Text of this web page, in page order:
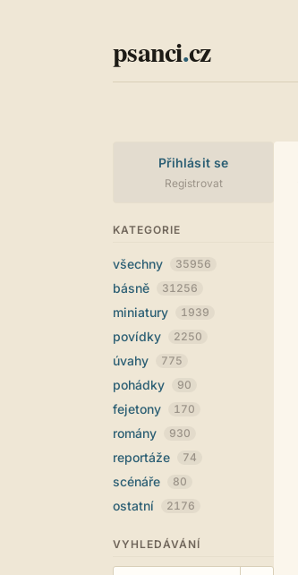
psanci.cz
Přihlásit se
Registrovat
KATEGORIE
všechny 35956
básně 31256
miniatury 1939
povídky 2250
úvahy 775
pohádky 90
fejetony 170
romány 930
reportáže 74
scénáře 80
ostatní 2176
VYHLEDÁVÁNÍ